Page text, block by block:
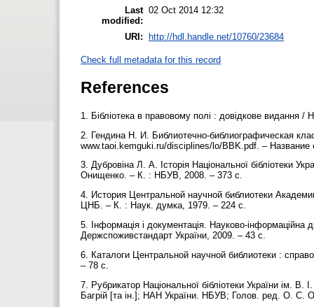
Last
modified:
02 Oct 2014 12:32
URI: http://hdl.handle.net/10760/23684
Check full metadata for this record
References
1. Бібліотека в правовому полі : довідкове видання
2. Гендина Н. И. Библиотечно-библиографическая
www.taoi.kemguki.ru/disciplines/lo/BBK.pdf. –
3. Дубровіна Л. А. Історія Національної бібліотеки
Онищенко. – К. : НБУВ, 2008. – 373 с.
4. История Центральной научной библиотеки
ЦНБ. – К. : Наук. думка, 1979. – 224 с.
5. Інформація і документація. Науково-
Держспоживстандарт України, 2009. – 43 с.
6. Каталоги Центральной научной библиотеки :
– 78 с.
7. Рубрикатор Національної бібліотеки України ім. В.
Багрій [та ін.]; НАН України. НБУВ; Голов. ред. О.